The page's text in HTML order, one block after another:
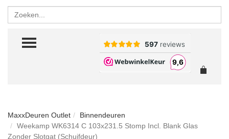
Zoeken
TOGGLE MENU
MaxxDeuren Outlet
Binnendeuren
Weekamp WK6314 C 103x231.5 Stomp Incl. Blank Glas
Zonder Slotgat (Schuifdeur)